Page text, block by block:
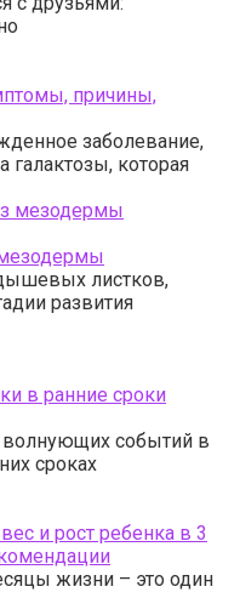
причины,
заболевание,
которая
листков,
развития
в ранние сроки
событий в
сроках
и рост ребенка в 3
жизни – это один